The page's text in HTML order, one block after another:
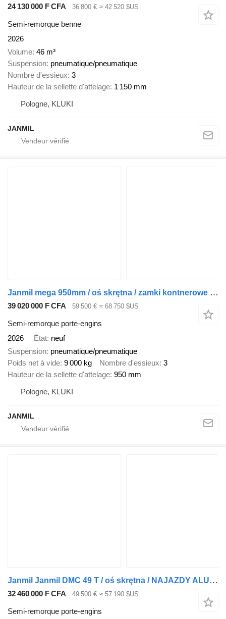
24 130 000 F CFA
36 800 € ≈ 42 520 $US
Semi-remorque benne
2026
Volume 46 m³
Suspension pneumatique/pneumatique
Nombre d'essieux 3
Hauteur de la sellette d'attelage 1 150 mm
Pologne, KLUKI
JANMIL
Janmil mega 950mm / oś skrętna / zamki kontnerowe 20' + 40'
39 020 000 F CFA 59 500 € ≈ 68 750 $US
Semi-remorque porte-engins
2026
État neuf
Suspension pneumatique/pneumatique
Poids net à vide 9 000 kg Nombre d'essieux 3
Hauteur de la sellette d'attelage 950 mm
Pologne, KLUKI
JANMIL
Janmil Janmil DMC 49 T / oś skrętna / NAJAZDY ALU 24T / poszerzana /
32 460 000 F CFA 49 500 € ≈ 57 190 $US
Semi-remorque porte-engins